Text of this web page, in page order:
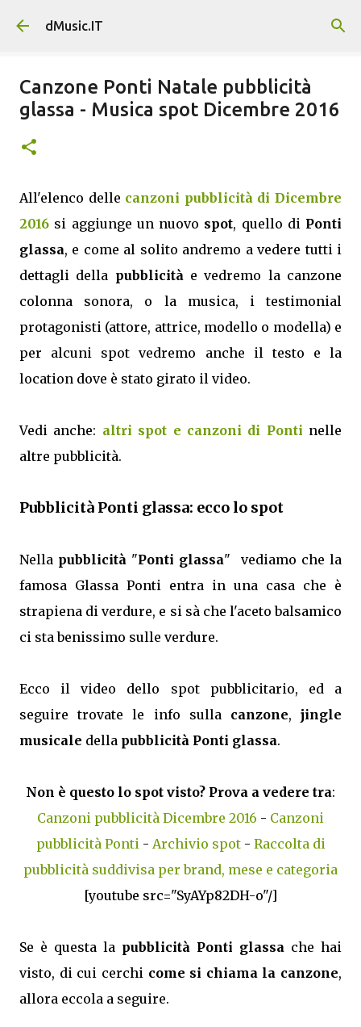
Passa ai contenuti principali
dMusic.IT
Canzone Ponti Natale pubblicità
glassa - Musica spot Dicembre 2016
All'elenco delle canzoni pubblicità di Dicembre
2016 si aggiunge un nuovo spot, quello di Ponti
glassa, e come al solito andremo a vedere tutti i
dettagli della pubblicitàe vedremo la canzone
colonna sonora, o la musica, i testimonial
protagonisti (attore, attrice, modello o modella) e
per alcuni spot vedremo anche il testo e la
location dove è stato girato il video.
Vedi anche: altri spot e canzoni di Ponti nelle
altre pubblicità.
Pubblicità Ponti glassa: ecco lo spot
Nella pubblicità "Ponti glassa" vediamo che la
famosa Glassa Ponti entra in una casa che è
strapiena di verdure, e si sà che l'aceto balsamico
ci sta benissimo sulle verdure.
Ecco il video dello spot pubblicitario, ed a
seguire trovate le info sulla canzone,jingle
musicale della pubblicità Ponti glassa.
Non è questo lo spot visto? Prova a vedere tra:
Canzoni pubblicità Dicembre 2016 - Canzoni
pubblicità Ponti - Archivio spot- Raccolta di
pubblicità suddivisa per brand, mese e categoria
[youtube src="SyAYp82DH-o"/]
Se è questa la pubblicità Ponti glassa che hai
visto, di cui cerchi come si chiama la canzone,
allora eccola a seguire.